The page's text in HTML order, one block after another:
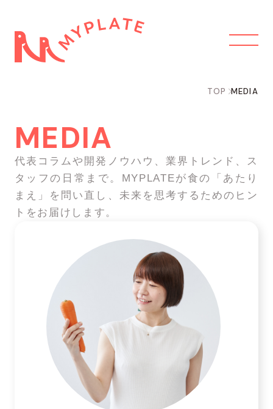
TOP MEDIA
MEDIA
代表コラムや開発ノウハウ、業界トレンド、ス
タッフの日常まで。MYPLATEが食の「あたり
まえ」を問い直し、未来を思考するためのヒン
トをお届けします。